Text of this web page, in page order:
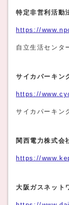
特定非営利活動
https://
自立生活センタ
サイカパーキン
https://
サイカパーキ
関西電力株式会
https://
大阪ガスネット